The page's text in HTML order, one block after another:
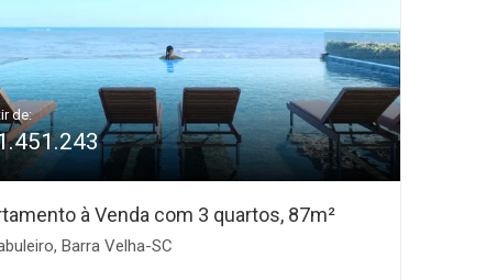
de:
à Venda com 3 quartos, 87m²
Barra Velha-SC